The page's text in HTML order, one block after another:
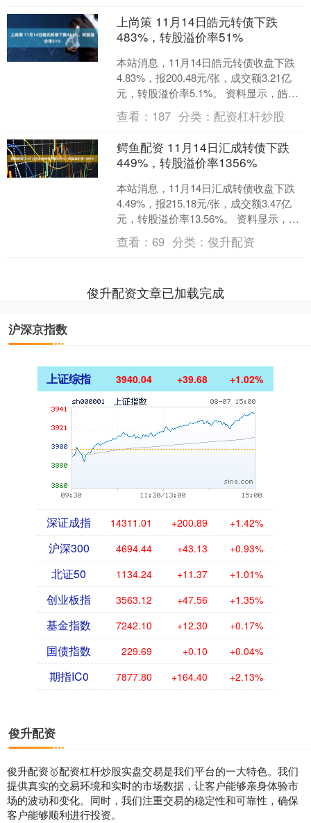
上尚策 11月14日皓元转债下跌
483%，转股溢价率51%
本站消息，11月14日皓元转债收盘下跌
4.83%，报200.48元/张，成交额3.21亿
元，转股溢价率5.1%。 资料显示，皓元
转债信用级别为“AA-”，债券期....
查看： 187 分类： 配资杠杆炒股
鳄鱼配资 11月14日汇成转债下跌
449%，转股溢价率1356%
本站消息，11月14日汇成转债收盘下跌
4.49%，报215.18元/张，成交额3.47亿
元，转股溢价率13.56%。 资料显示，汇
成转债信用级别为“AA-”，债....
查看：69 分类：俊升配资
俊升配资文章已加载完成
沪深京指数
上证综指 3940.04 +39.68 +1.02%
深证成指 14311.01 +200.89 +1.42%
沪深300 4694.44 +43.13 +0.93%
北证50 1134.24 +11.37 +1.01%
创业板指 3563.12 +47.56 +1.35%
基金指数 7242.10 +12.30 +0.17%
国债指数 229.69 +0.10 +0.04%
期指IC0 7877.80 +164.40 +2.13%
俊升配资
俊升配资🥇配资杠杆炒股实盘交易是我们平台的一大特色。我们
提供真实的交易环境和实时的市场数据，让客户能够亲身体验市
场的波动和变化。同时，我们注重交易的稳定性和可靠性，确保
客户能够顺利进行投资。